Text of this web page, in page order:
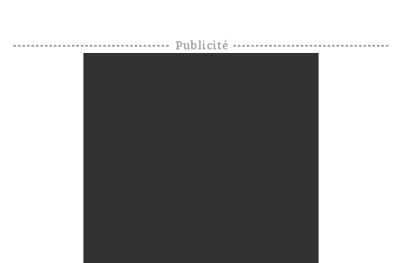
Publicité